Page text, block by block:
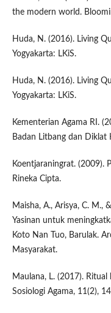
the modern world.
Huda, N. (2016). Living
Yogyakarta: LKiS.
Huda, N. (2016). Living
Yogyakarta: LKiS.
Kementerian Agama RI.
Badan Litbang dan Diklat
Koentjaraningrat. (2009).
Rineka Cipta.
Maisha, A., Arisya, C. M.,
Yasinan untuk
Koto Nan Tuo, Barulak.
Masyarakat.
Maulana, L. (2017). Ritual
Sosiologi Agama, 11(2),